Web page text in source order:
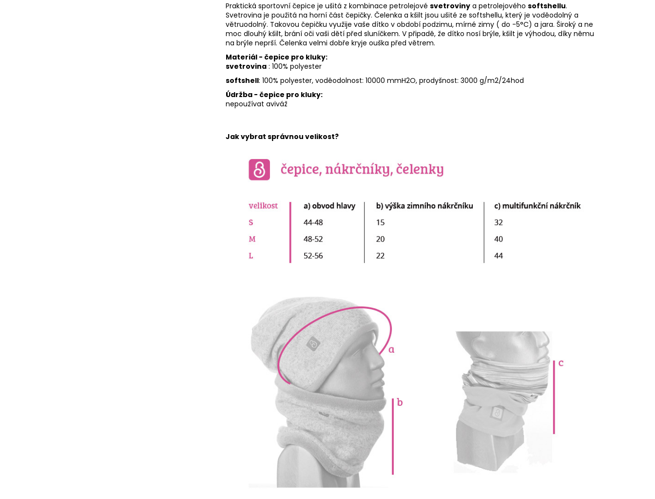
Praktická sportovní čepice je ušitá z kombinace petrolejové svetroviny a petrolejového softshellu.
Svetrovina je použitá na horní část čepičky. Čelenka a kšilt jsou ušité ze softshellu, který je voděodolný a
větruodolný. Takovou čepičku využije vaše dítko v období podzimu, mírné zimy ( do -5°C) a jara. Široký a ne
moc dlouhý kšilt, brání oči vaši dětí před sluníčkem. V připadě, že dítko nosí brýle, kšilt je výhodou, díky němu
na brýle neprší. Čelenka velmi dobře kryje ouška před větrem.
Materiál - čepice pro kluky:
svetrovina : 100% polyester
softshell: 100% polyester, voděodolnost: 10000 mmH2O, prodyšnost: 3000 g/m2/24hod
Údržba - čepice pro kluky:
nepoužívat aviváž
Jak vybrat správnou velikost?